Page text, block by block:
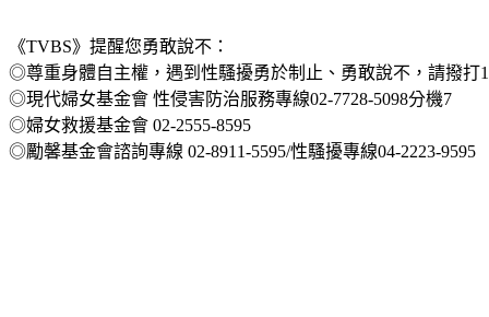
《TVBS》提醒您勇敢說不：
◎尊重身體自主權，遇到性騷擾勇於制止、勇敢說不，請撥打
◎現代婦女基金會 性侵害防治服務專線02-7728-5098分機7
◎婦女救援基金會 02-2555-8595
◎勵馨基金會諮詢專線 02-8911-5595/性騷擾專線04-2223-9595